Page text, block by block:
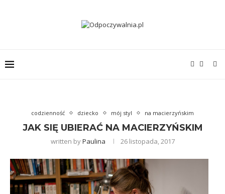
codzienność dziecko mój styl na macierzyńskim
JAK SIĘ UBIERAĆ NA MACIERZYŃSKIM
written byPaulina 26 listopada, 2017